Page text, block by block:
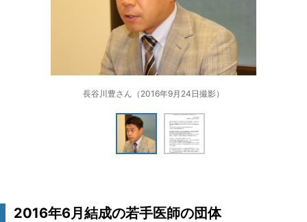
長谷川豊さん（2016年9月24日撮影）
2016年6月結成の若手医師の団体